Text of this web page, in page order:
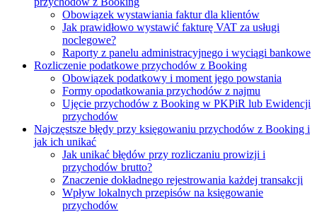
Obowiązek wystawiania faktur dla klientów
Jak prawidłowo wystawić fakturę VAT za usługi
noclegowe?
Raporty z panelu administracyjnego i wyciągi bankowe
Rozliczenie podatkowe przychodów z Booking
Obowiązek podatkowy i moment jego powstania
Formy opodatkowania przychodów z najmu
Ujęcie przychodów z Booking w PKPiR lub Ewidencji
przychodów
Najczęstsze błędy przy księgowaniu przychodów z Booking i
jak ich unikać
Jak unikać błędów przy rozliczaniu prowizji i
przychodów brutto?
Znaczenie dokładnego rejestrowania każdej transakcji
Wpływ lokalnych przepisów na księgowanie
przychodów